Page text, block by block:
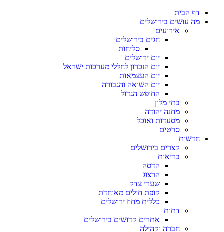
לתוכן
דף הבית
מה עושים בירושלים
אירועים
חגים בירושלים
סליחות
יום ירושלים
יום הזכרון לחללי מערכות ישראל
יום העצמאות
יום השואה והגבורה
החופש הגדול
בתי מלון
מחנה יהודה
מסעדות ואוכל
סרטים
חדשות
קצרים בירושלים
בריאות
הדסה
הרצוג
שערי צדק
קופת חולים מאוחדת
כללית מחוז ירושלים
דתות
אתרים קדושים בירושלים
חברה וקהילה